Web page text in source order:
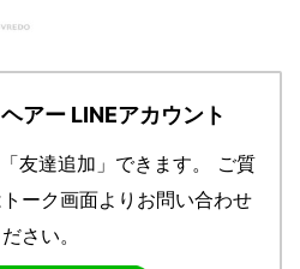
アー LINEアカウント
友達追加」できます。
ご質
ーク画面よりお問い合わせ
さい。